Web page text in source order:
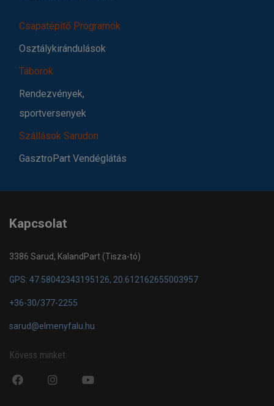
Csapatépítő Programok
Osztálykirándulások
Táborok
Rendezvények,
sportversenyek
Szállások Sarudon
GasztroPart Vendéglátás
Kapcsolat
3386 Sarud, KalandPart (Tisza-tó)
GPS: 47.58042343195126, 20.612162655003957
+36-30/377-2255
sarud@elmenyfalu.hu
Kövess minket:
fa
fa